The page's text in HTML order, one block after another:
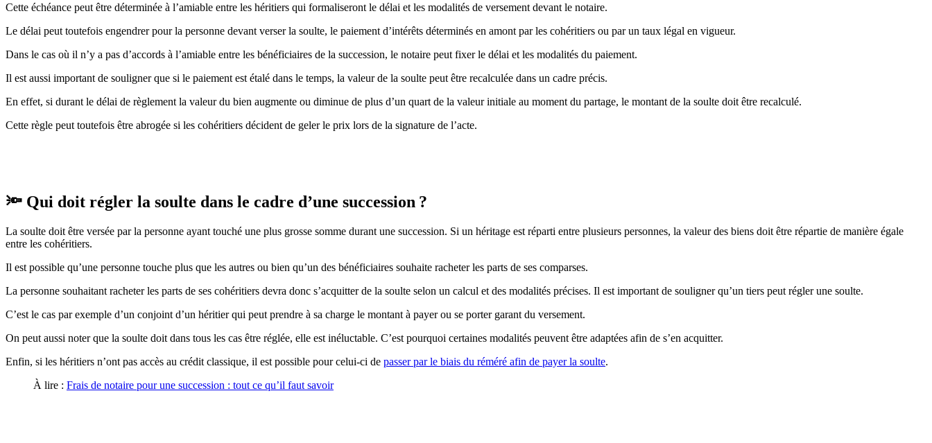
Cette échéance peut être déterminée à l’amiable entre les héritiers qui formaliseront le délai et les modalités de versement devant le notaire.
Le délai peut toutefois engendrer pour la personne devant verser la soulte, le paiement d’intérêts déterminés en amont par les cohéritiers ou par un taux légal en vigueur.
Dans le cas où il n’y a pas d’accords à l’amiable entre les bénéficiaires de la succession, le notaire peut fixer le délai et les modalités du paiement.
Il est aussi important de souligner que si le paiement est étalé dans le temps, la valeur de la soulte peut être recalculée dans un cadre précis.
En effet, si durant le délai de règlement la valeur du bien augmente ou diminue de plus d’un quart de la valeur initiale au moment du partage, le montant de la soulte doit être recalculé.
Cette règle peut toutefois être abrogée si les cohéritiers décident de geler le prix lors de la signature de l’acte.
🔦 Qui doit régler la soulte dans le cadre d’une succession ?
La soulte doit être versée par la personne ayant touché une plus grosse somme durant une succession. Si un héritage est réparti entre plusieurs personnes, la valeur des biens doit être répartie de manière égale
entre les cohéritiers.
Il est possible qu’une personne touche plus que les autres ou bien qu’un des bénéficiaires souhaite racheter les parts de ses comparses.
La personne souhaitant racheter les parts de ses cohéritiers devra donc s’acquitter de la soulte selon un calcul et des modalités précises. Il est important de souligner qu’un tiers peut régler une soulte.
C’est le cas par exemple d’un conjoint d’un héritier qui peut prendre à sa charge le montant à payer ou se porter garant du versement.
On peut aussi noter que la soulte doit dans tous les cas être réglée, elle est inéluctable. C’est pourquoi certaines modalités peuvent être adaptées afin de s’en acquitter.
Enfin, si les héritiers n’ont pas accès au crédit classique, il est possible pour celui-ci de passer par le biais du réméré afin de payer la soulte.
À lire : Frais de notaire pour une succession : tout ce qu’il faut savoir